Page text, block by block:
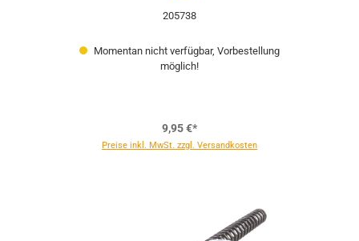
205738
Momentan nicht verfügbar, Vorbestellung
möglich!
9,95 €*
Preise inkl. MwSt. zzgl. Versandkosten